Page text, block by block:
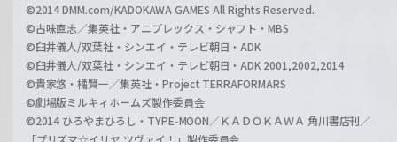
©2014 DMM.com/KADOKAWA GAMES All Rights Reserved.
©古味直志／集英社・アニプレックス・シャフト・MBS
©臼井儀人/双葉社・シンエイ・テレビ朝日・ADK
©臼井儀人/双葉社・シンエイ・テレビ朝日・ADK 2001,2002,2014
©貴家悠・橘賢一／集英社・Project TERRAFORMARS
©劇場版ミルキィホームズ製作委員会
©2014 ひろやまひろし・TYPE-MOON／ＫＡＤＯＫＡＷＡ 角川書店刊／
「プリズマ☆イリヤ ツヴァイ！」製作委員会